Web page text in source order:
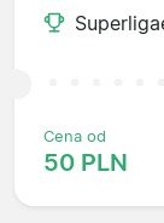
Cena od
50 PLN